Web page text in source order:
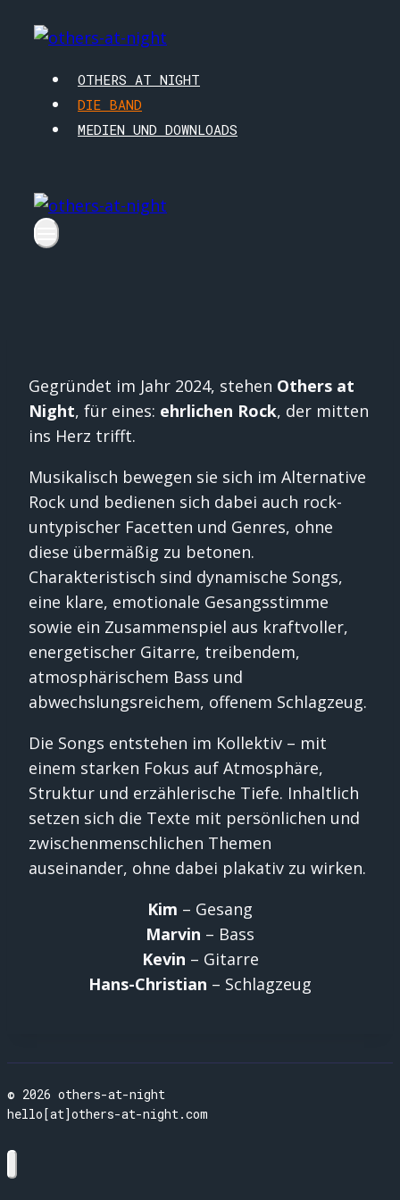
Inhalt
OTHERS AT NIGHT
DIE BAND
MEDIEN UND DOWNLOADS
Gegründet im Jahr 2024, stehen Others at
Night, für eines: ehrlichen Rock, der mitten
ins Herz trifft.
Musikalisch bewegen sie sich im Alternative
Rock und bedienen sich dabei auch rock-
untypischer Facetten und Genres, ohne
diese übermäßig zu betonen.
Charakteristisch sind dynamische Songs,
eine klare, emotionale Gesangsstimme
sowie ein Zusammenspiel aus kraftvoller,
energetischer Gitarre, treibendem,
atmosphärischem Bass und
abwechslungsreichem, offenem Schlagzeug.
Die Songs entstehen im Kollektiv – mit
einem starken Fokus auf Atmosphäre,
Struktur und erzählerische Tiefe. Inhaltlich
setzen sich die Texte mit persönlichen und
zwischenmenschlichen Themen
auseinander, ohne dabei plakativ zu wirken.
Kim – Gesang
Marvin – Bass
Kevin – Gitarre
Hans-Christian – Schlagzeug
© 2026 others-at-night
hello[at]others-at-night.com